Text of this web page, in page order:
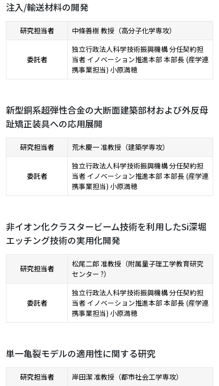
注入/輸送材料の開発
研究担当者 中條善樹 教授（高分子化学専攻）
委託者
独立行政法人科学技術振興機構 分任契約担
当者 イノベーション推進本部 本部長 (産学連
携事業担当) 小原満穂
新型銅系超弾性合金の大断面建築部材および外反母
趾矯正装具への応用展開
研究担当者 荒木慶一 准教授（建築学専攻）
委託者
独立行政法人科学技術振興機構 分任契約担
当者 イノベーション推進本部 本部長 (産学連
携事業担当) 小原満穂
非イオン化クラスタービーム技術を利用したSi深堀
エッチング技術の実用化開発
研究担当者
松尾二郎 准教授（附属量子理工学教育研究
センター ?）
委託者
独立行政法人科学技術振興機構 分任契約担
当者 イノベーション推進本部 本部長 (産学連
携事業担当) 小原満穂
単一亀裂モデルの適用性に関する研究
研究担当者 岸田潔 准教授（都市社会工学専攻）